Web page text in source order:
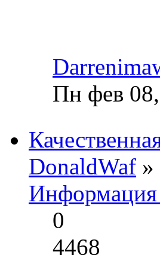
Пн фев
DonaldWaf »
Информация
0
4468